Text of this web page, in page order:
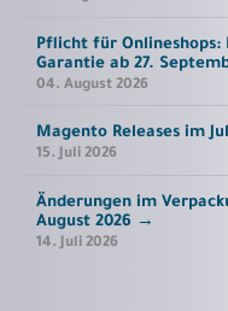
Pflicht für Onlineshops:
Garantie ab 27.
04. August 2026
Magento Releases im
15. Juli 2026
Änderungen im
August 2026 →
14. Juli 2026